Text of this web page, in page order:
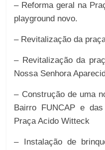
– Reforma geral na
playground novo.
– Revitalização da
– Revitalização da
Nossa Senhora
– Construção de uma
Bairro FUNCAP e
Praça Acido Witteck
– Instalação de